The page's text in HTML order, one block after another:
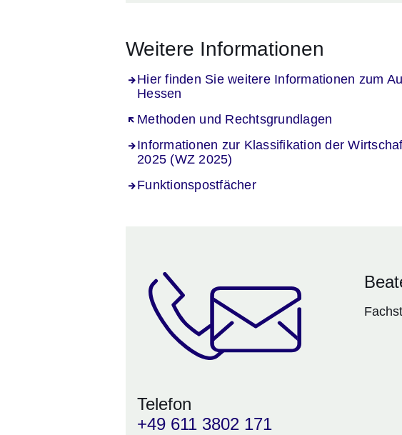
Weitere Informationen
Hier finden Sie weitere Informationen zum
Hessen
Methoden und Rechtsgrundlagen
Öffnet sich in einem neuen Fenster
Informationen zur Klassifikation der
2025 (WZ 2025)
Funktionspostfächer
Telefon
+49 611 3802 171